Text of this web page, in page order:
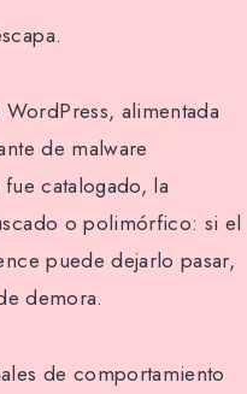
alimentada
de malware
catalogado, la
o polimórfico: si el
puede dejarlo pasar,
demora.
de comportamiento